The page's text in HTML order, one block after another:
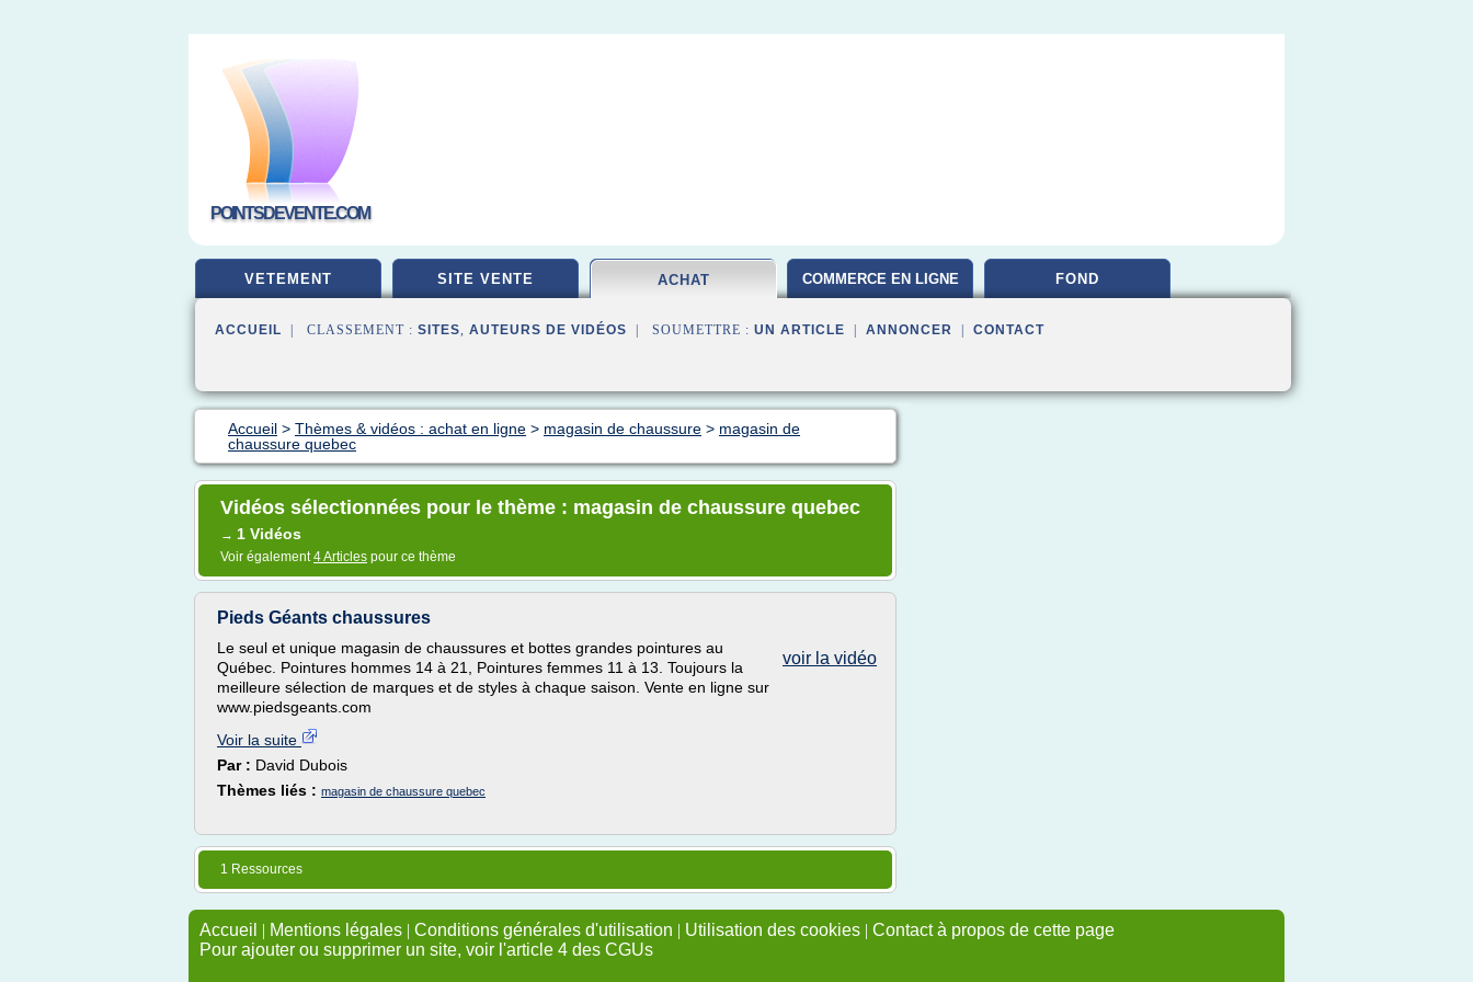
POINTSDEVENTE.COM
VETEMENT SITE VENTE ACHAT COMMERCE EN LIGNE FOND
ACCUEIL | CLASSEMENT : SITES, AUTEURS DE VIDÉOS | SOUMETTRE : UN ARTICLE ANNONCER CONTACT
Accueil > Thèmes & vidéos : achat en ligne > magasin de chaussure > magasin de
chaussure quebec
Vidéos sélectionnées pour le thème : magasin de chaussure quebec
→ 1 Vidéos
Voir également4 Articles pour ce thème
Pieds Géants chaussures
voir la vidéo
Le seul et unique magasin de chaussures et bottes grandes pointures au
Québec. Pointures hommes 14 à 21, Pointures femmes 11 à 13. Toujours la
meilleure sélection de marques et de styles à chaque saison. Vente en ligne sur
www.piedsgeants.com
Voir la suite
Par : David Dubois
Thèmes liés : magasin de chaussure quebec
1 Ressources
Accueil | Mentions légales | Conditions générales d'utilisation | Utilisation des cookies | Contact à propos de cette page
Pour ajouter ou supprimer un site, voir l'article 4 des CGUs